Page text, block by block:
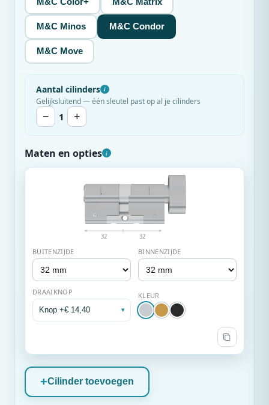
M&C Minos M&C Condor
M&C Move
Aantal cilinders i
Gelijksluitend — één sleutel past op al je cilinders
− 1 +
Maten en opties i
32 32
BUITENZIJDE BINNENZIJDE
DRAAIKNOP
Knop +€ 14,40 ▾
KLEUR
Cilinder toevoegen